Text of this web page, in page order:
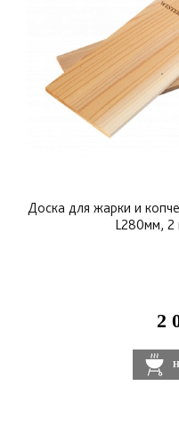
Доска для жарки и
L280мм, 2
2